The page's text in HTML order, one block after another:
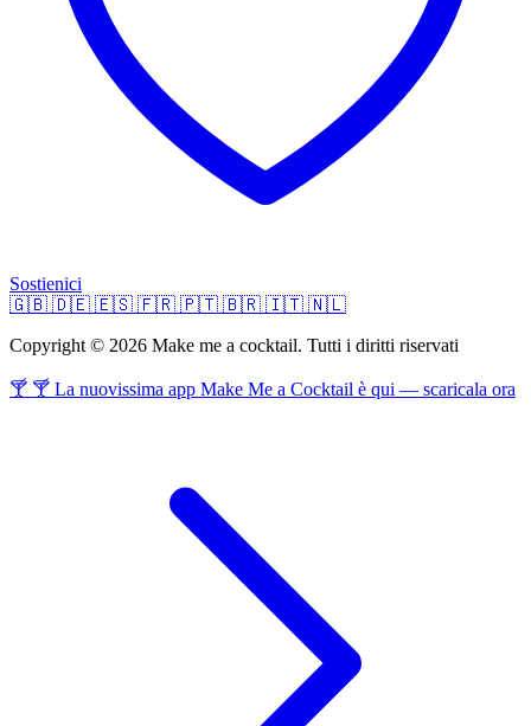
Sostienici
🇬🇧 🇩🇪 🇪🇸 🇫🇷 🇵🇹 🇧🇷 🇮🇹 🇳🇱
Copyright © 2026 Make me a cocktail. Tutti i diritti riservati
🍸 🍸 La nuovissima app Make Me a Cocktail è qui — scaricala ora